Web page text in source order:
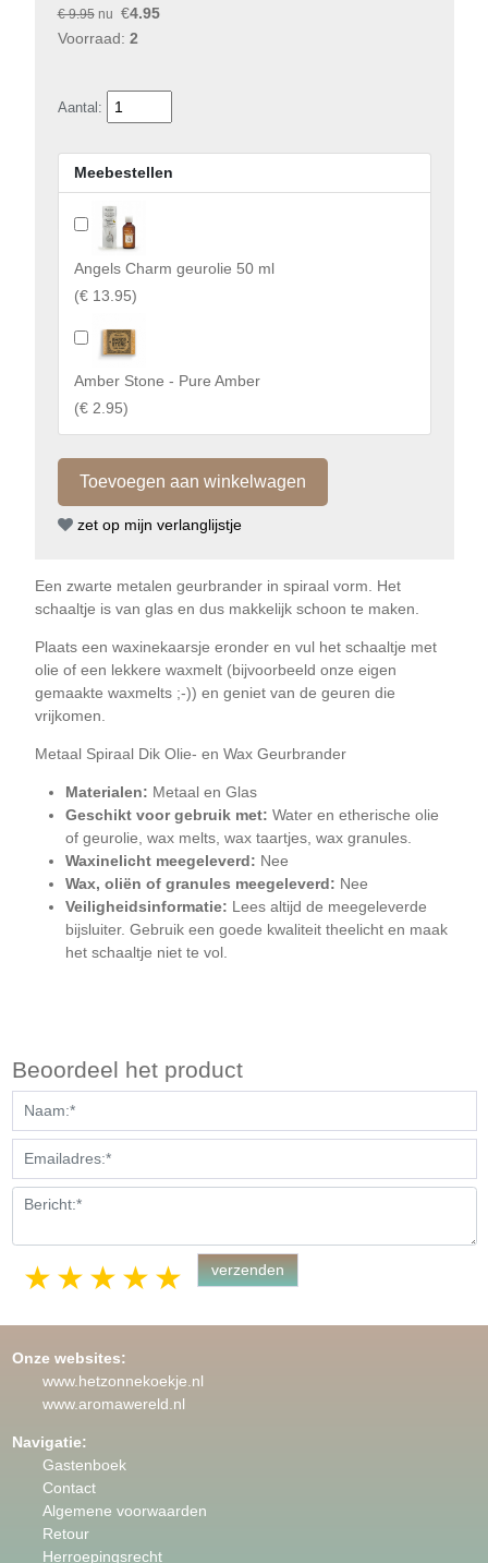
€ 9.95nu €4.95
Voorraad: 2
Aantal:
Meebestellen
Angels Charm geurolie 50 ml
(€ 13.95)
Amber Stone - Pure Amber
(€ 2.95)
zet op mijn verlanglijstje
Een zwarte metalen geurbrander in spiraal vorm. Het
schaaltje is van glas en dus makkelijk schoon te maken.
Plaats een waxinekaarsje eronder en vul het schaaltje met
olie of een lekkere waxmelt (bijvoorbeeld onze eigen
gemaakte waxmelts ;-)) en geniet van de geuren die
vrijkomen.
Metaal Spiraal Dik Olie- en Wax Geurbrander
Materialen: Metaal en Glas
Geschikt voor gebruik met: Water en etherische olie
of geurolie, wax melts, wax taartjes, wax granules.
Waxinelicht meegeleverd: Nee
Wax, oliën of granules meegeleverd: Nee
Veiligheidsinformatie: Lees altijd de meegeleverde
bijsluiter. Gebruik een goede kwaliteit theelicht en maak
het schaaltje niet te vol.
Beoordeel het product
5 stars
4 stars
3 stars
2 stars
1 star
Onze websites:
www.hetzonnekoekje.nl
www.aromawereld.nl
Navigatie:
Gastenboek
Contact
Algemene voorwaarden
Retour
Herroepingsrecht